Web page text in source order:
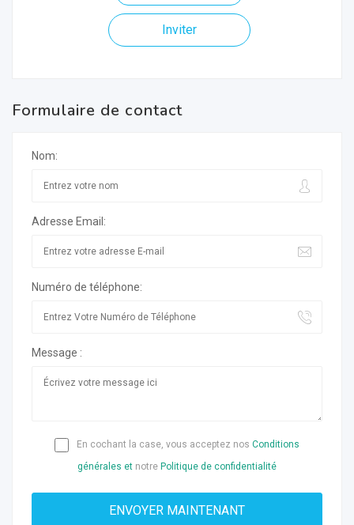
Inviter
Formulaire de contact
Nom:
Adresse Email:
Numéro de téléphone:
Message :
En cochant la case, vous acceptez nos Conditions
générales et notre Politique de confidentialité